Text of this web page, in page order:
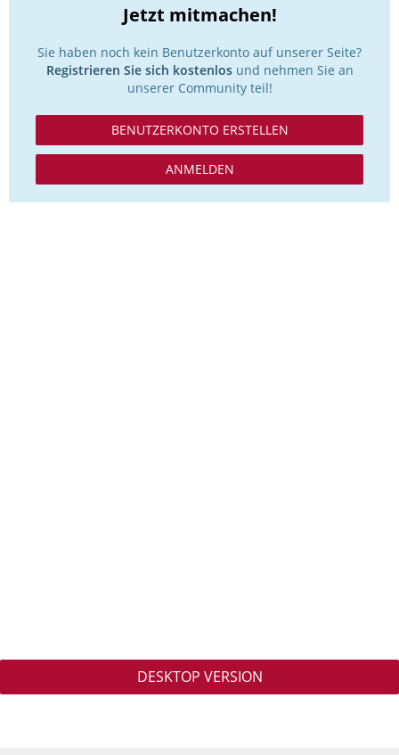
Jetzt mitmachen!
Sie haben noch kein Benutzerkonto auf unserer Seite?
Registrieren Sie sich kostenlosund nehmen Sie an
unserer Community teil!
BENUTZERKONTO ERSTELLEN
ANMELDEN
DESKTOP VERSION